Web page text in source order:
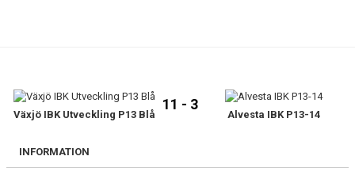
BILDGALLERI
KONTAKT
Växjö IBK Utveckling P13 Blå
11 - 3
Alvesta IBK P13-14
INFORMATION